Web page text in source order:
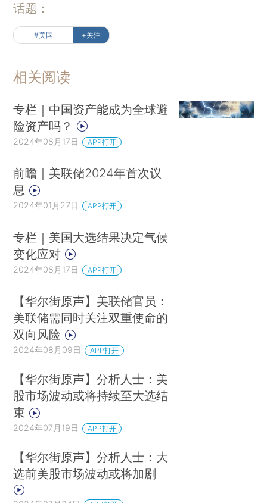
话题：
#美国 +关注
相关阅读
专栏｜中国资产能成为全球避
险资产吗？
2024年08月17日 APP打开
前瞻｜美联储2024年首次议
息
2024年01月27日 APP打开
专栏｜美国大选结果决定气候
变化应对
2024年08月17日 APP打开
【华尔街原声】美联储官员：
美联储需同时关注双重使命的
双向风险
2024年08月09日 APP打开
【华尔街原声】分析人士：美
股市场波动或将持续至大选结
束
2024年07月19日 APP打开
【华尔街原声】分析人士：大
选前美股市场波动或将加剧